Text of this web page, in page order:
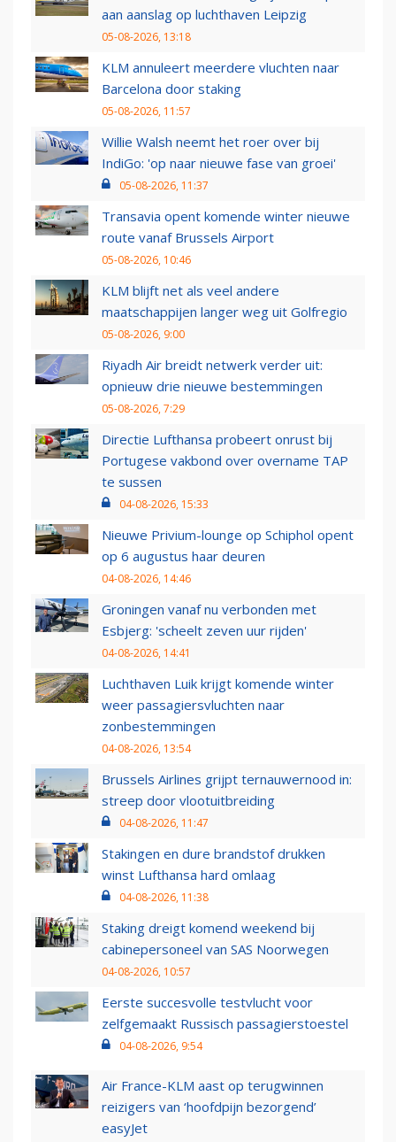
aan aanslag op luchthaven Leipzig
05-08-2026, 13:18
KLM annuleert meerdere vluchten naar
Barcelona door staking
05-08-2026, 11:57
Willie Walsh neemt het roer over bij
IndiGo: 'op naar nieuwe fase van groei'
05-08-2026, 11:37
Transavia opent komende winter nieuwe
route vanaf Brussels Airport
05-08-2026, 10:46
KLM blijft net als veel andere
maatschappijen langer weg uit Golfregio
05-08-2026, 9:00
Riyadh Air breidt netwerk verder uit:
opnieuw drie nieuwe bestemmingen
05-08-2026, 7:29
Directie Lufthansa probeert onrust bij
Portugese vakbond over overname TAP
te sussen
04-08-2026, 15:33
Nieuwe Privium-lounge op Schiphol opent
op 6 augustus haar deuren
04-08-2026, 14:46
Groningen vanaf nu verbonden met
Esbjerg: 'scheelt zeven uur rijden'
04-08-2026, 14:41
Luchthaven Luik krijgt komende winter
weer passagiersvluchten naar
zonbestemmingen
04-08-2026, 13:54
Brussels Airlines grijpt ternauwernood in:
streep door vlootuitbreiding
04-08-2026, 11:47
Stakingen en dure brandstof drukken
winst Lufthansa hard omlaag
04-08-2026, 11:38
Staking dreigt komend weekend bij
cabinepersoneel van SAS Noorwegen
04-08-2026, 10:57
Eerste succesvolle testvlucht voor
zelfgemaakt Russisch passagierstoestel
04-08-2026, 9:54
Air France-KLM aast op terugwinnen
reizigers van ‘hoofdpijn bezorgend’
easyJet